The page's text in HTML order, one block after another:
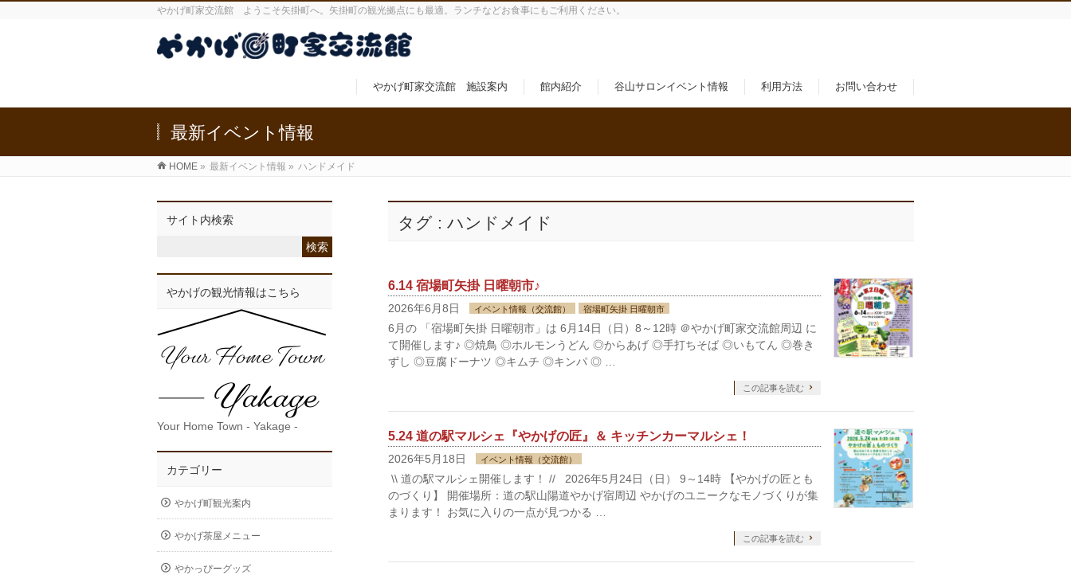
やかげ町家交流館 ようこそ矢掛町へ。矢掛町の観光拠点にも最適。ランチなどお食事にもご利用ください。
やかげ町家交流館 施設案内 館内紹介 谷山サロンイベント情報 利用方法 お問い合わせ
最新イベント情報
HOME » 最新イベント情報 » ハンドメイド
タグ : ハンドメイド
6.14 宿場町矢掛 日曜朝市♪
2026年6月8日 イベント情報（交流館） 宿場町矢掛 日曜朝市
6月の 「宿場町矢掛 日曜朝市」は 6月14日（日）8～12時 ＠やかげ町家交流館周辺 に
て開催します♪ ◎焼鳥 ◎ホルモンうどん ◎からあげ ◎手打ちそば ◎いもてん ◎巻き
ずし ◎豆腐ドーナツ ◎キムチ ◎キンパ ◎ …
この記事を読む
5.24 道の駅マルシェ『やかげの匠』＆ キッチンカーマルシェ！
2026年5月18日 イベント情報（交流館）
\\ 道の駅マルシェ開催します！ // 2026年5月24日（日） 9～14時 【やかげの匠とも
のづくり】 開催場所：道の駅山陽道やかげ宿周辺 やかげのユニークなモノづくりが集
まります！ お気に入りの一点が見つかる …
この記事を読む
サイト内検索
やかげの観光情報はこちら
Your Home Town - Yakage -
カテゴリー
やかげ町観光案内
やかげ茶屋メニュー
やかっぴーグッズ